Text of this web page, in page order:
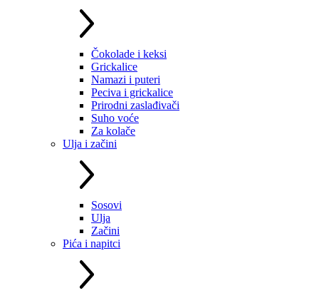
Čokolade i keksi
Grickalice
Namazi i puteri
Peciva i grickalice
Prirodni zaslađivači
Suho voće
Za kolače
Ulja i začini
Sosovi
Ulja
Začini
Pića i napitci